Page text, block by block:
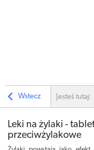
Wstecz Jesteś tutaj:
Leki na żylaki -
przeciwżylakowe